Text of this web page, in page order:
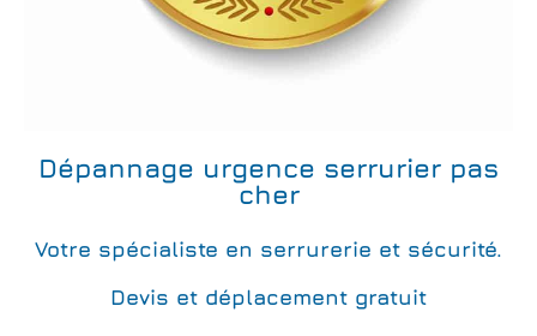
Dépannage urgence serrurier pas
cher
Votre spécialiste en serrurerie et sécurité.
Devis et déplacement gratuit